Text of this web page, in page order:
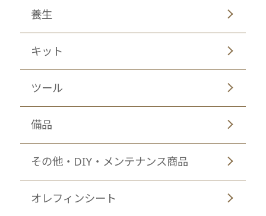
養生
キット
ツール
備品
その他・DIY・メンテナンス商品
オレフィンシート